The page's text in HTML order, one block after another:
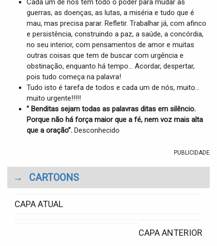
Cada um de nós tem todo o poder para mudar as
guerras, as doenças, as lutas, a miséria e tudo que é
mau, mas precisa parar. Refletir. Trabalhar já, com afinco
e persistência, construindo a paz, a saúde, a concórdia,
no seu interior, com pensamentos de amor e muitas
outras coisas que tem de buscar com urgência e
obstinação, enquanto há tempo… Acordar, despertar,
pois tudo começa na palavra!
Tudo isto é tarefa de todos e cada um de nós, muito…
muito urgente!!!!!
” Benditas sejam todas as palavras ditas em silêncio.
Porque não há força maior que a fé, nem voz mais alta
que a oração”. Desconhecido
PUBLICIDADE
→ CARTOONS
CAPA ATUAL
CAPA ANTERIOR